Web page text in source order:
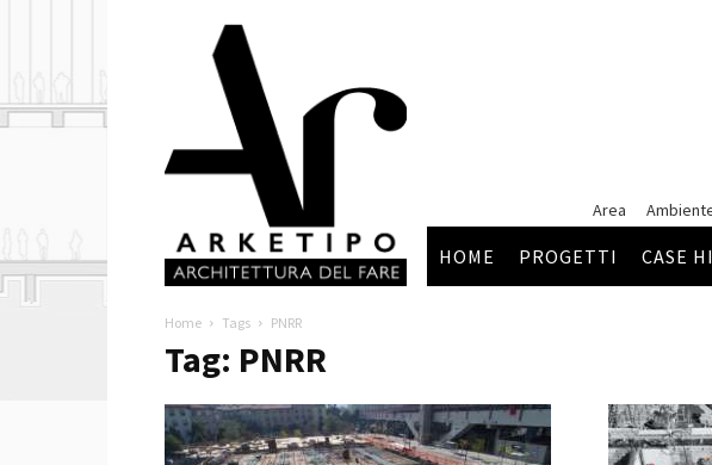
Arketipo
Area
HOME PROGETTI CASE
Home Tags PNRR
Tag: PNRR